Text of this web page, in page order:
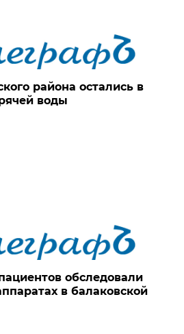
района остались в
воды
обследовали
в балаковской